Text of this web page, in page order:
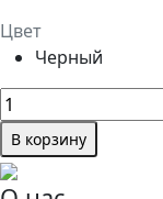
Цвет
Черный
В корзину